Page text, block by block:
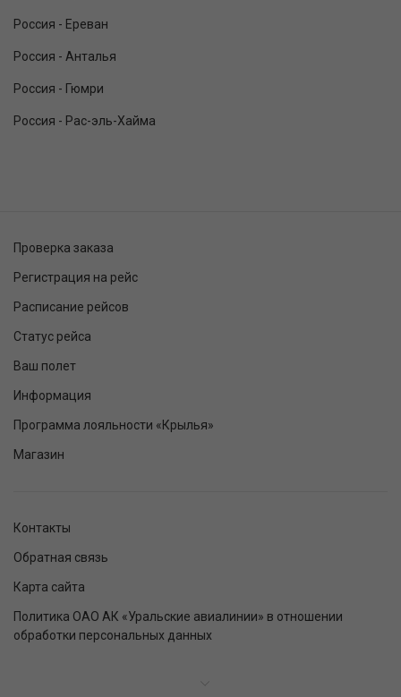
Россия - Ереван
Россия - Анталья
Россия - Гюмри
Россия - Рас-эль-Хайма
Проверка заказа
Регистрация на рейс
Расписание рейсов
Статус рейса
Ваш полет
Информация
Программа лояльности «Крылья»
Магазин
Контакты
Обратная связь
Карта сайта
Политика ОАО АК «Уральские авиалинии» в отношении
обработки персональных данных